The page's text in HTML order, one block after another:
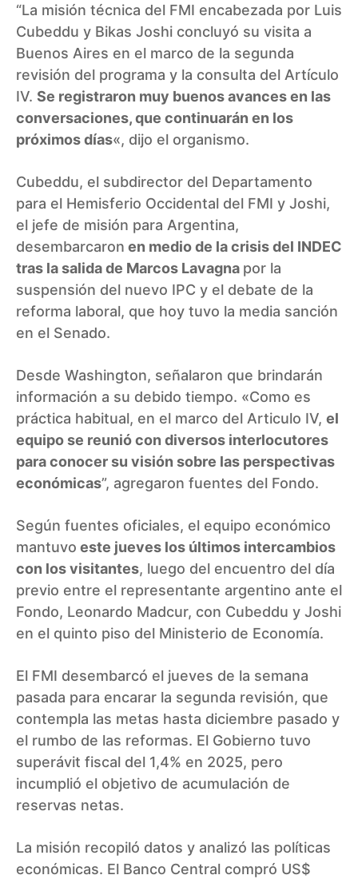
“La misión técnica del FMI encabezada por Luis
Cubeddu y Bikas Joshi concluyó su visita a
Buenos Aires en el marco de la segunda
revisión del programa y la consulta del Artículo
IV. Se registraron muy buenos avances en las
conversaciones, que continuarán en los
próximos días«, dijo el organismo.
Cubeddu, el subdirector del Departamento
para el Hemisferio Occidental del FMI y Joshi,
el jefe de misión para Argentina,
desembarcaron en medio de la crisis del INDEC
tras la salida de Marcos Lavagna por la
suspensión del nuevo IPC y el debate de la
reforma laboral, que hoy tuvo la media sanción
en el Senado.
Desde Washington, señalaron que brindarán
información a su debido tiempo. «Como es
práctica habitual, en el marco del Articulo IV, el
equipo se reunió con diversos interlocutores
para conocer su visión sobre las perspectivas
económicas”, agregaron fuentes del Fondo.
Según fuentes oficiales, el equipo económico
mantuvo este jueves los últimos intercambios
con los visitantes, luego del encuentro del día
previo entre el representante argentino ante el
Fondo, Leonardo Madcur, con Cubeddu y Joshi
en el quinto piso del Ministerio de Economía.
El FMI desembarcó el jueves de la semana
pasada para encarar la segunda revisión, que
contempla las metas hasta diciembre pasado y
el rumbo de las reformas. El Gobierno tuvo
superávit fiscal del 1,4% en 2025, pero
incumplió el objetivo de acumulación de
reservas netas.
La misión recopiló datos y analizó las políticas
económicas. El Banco Central compró US$